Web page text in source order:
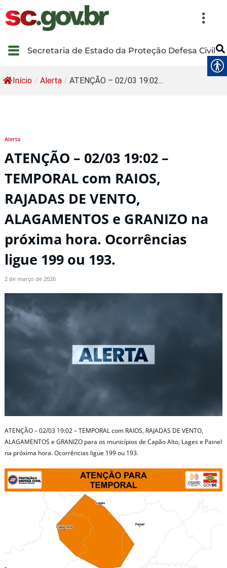
Secretaria de Estado da Proteção Defesa Civil
Início / Alerta / ATENÇÃO – 02/03 19:02...
Alerta
ATENÇÃO – 02/03 19:02 –
TEMPORAL com RAIOS,
RAJADAS DE VENTO,
ALAGAMENTOS e GRANIZO na
próxima hora. Ocorrências
ligue 199 ou 193.
2 de março de 2026
ATENÇÃO – 02/03 19:02 – TEMPORAL com RAIOS, RAJADAS DE VENTO,
ALAGAMENTOS e GRANIZO para os municípios de Capão Alto, Lages e Painel
na próxima hora. Ocorrências ligue 199 ou 193.